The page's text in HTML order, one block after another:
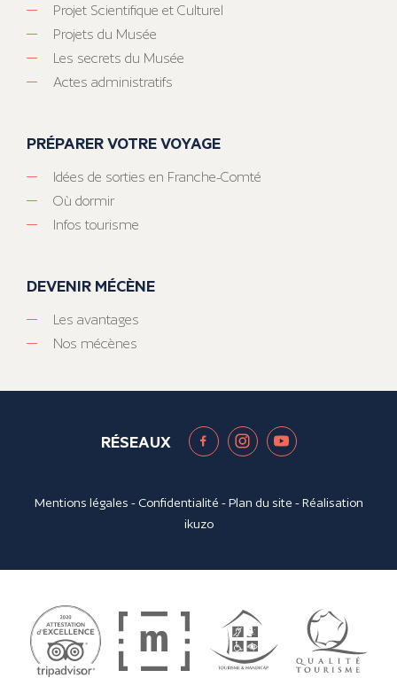
Projet Scientifique et Culturel
Projets du Musée
Les secrets du Musée
Actes administratifs
PRÉPARER VOTRE VOYAGE
Idées de sorties en Franche-Comté
Où dormir
Infos tourisme
DEVENIR MÉCÈNE
Les avantages
Nos mécènes
RÉSEAUX
Mentions légales - Confidentialité -Plan du site - Réalisation
ikuzo